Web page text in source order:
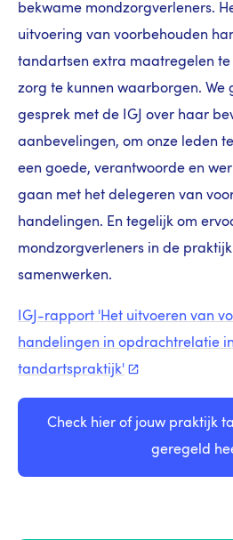
bekwame mondzorgverleners.
uitvoering van voorbehouden
tandartsen extra maatregelen
zorg te kunnen waarborgen.
gesprek met de IGJ over haar
aanbevelingen, om onze leden
een goede, verantwoorde en
gaan met het delegeren van
handelingen. En tegelijk om
mondzorgverleners in de
samenwerken.
IGJ-rapport 'Het uitvoeren van
handelingen in opdrachtrelatie
tandartspraktijk'
Check hier of jouw praktijk
geregeld